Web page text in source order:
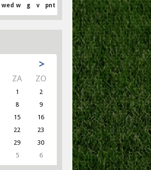
wed w g v pnt
>
ZA ZO
1
2
8
9
15
16
22
23
29
30
5 6